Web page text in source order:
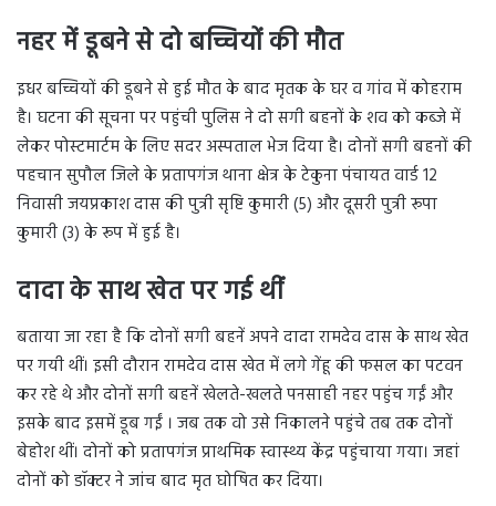
नहर में डूबने से दो बच्चियों की मौत
इधर बच्चियों की डूबने से हुई मौत के बाद मृतक के घर व गांव में कोहराम
है। घटना की सूचना पर पहुंची पुलिस ने दो सगी बहनों के शव को कब्जे में
लेकर पोस्टमार्टम के लिए सदर अस्पताल भेज दिया है। दोनों सगी बहनों की
पहचान सुपौल जिले के प्रतापगंज थाना क्षेत्र के टेकुना पंचायत वार्ड 12
निवासी जयप्रकाश दास की पुत्री सृष्टि कुमारी (5) और दूसरी पुत्री रूपा
कुमारी (3) के रूप में हुई है।
दादा के साथ खेत पर गई थीं
बताया जा रहा है कि दोनों सगी बहनें अपने दादा रामदेव दास के साथ खेत
पर गयी थीं। इसी दौरान रामदेव दास खेत में लगे गेंहू की फसल का पटवन
कर रहे थे और दोनों सगी बहनें खेलते-खलते पनसाही नहर पहुंच गईं और
इसके बाद इसमें डूब गईं । जब तक वो उसे निकालने पहुंचे तब तक दोनों
बेहोश थीं। दोनों को प्रतापगंज प्राथमिक स्वास्थ्य केंद्र पहुंचाया गया। जहां
दोनों को डॉक्टर ने जांच बाद मृत घोषित कर दिया।